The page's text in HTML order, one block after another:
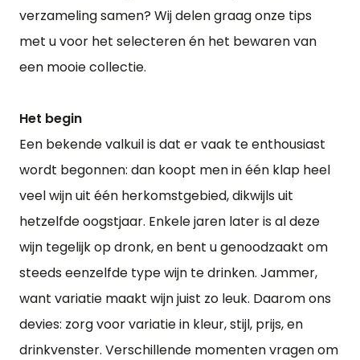
verzameling samen? Wij delen graag onze tips
met u voor het selecteren én het bewaren van
een mooie collectie.
Het begin
Een bekende valkuil is dat er vaak te enthousiast
wordt begonnen: dan koopt men in één klap heel
veel wijn uit één herkomstgebied, dikwijls uit
hetzelfde oogstjaar. Enkele jaren later is al deze
wijn tegelijk op dronk, en bent u genoodzaakt om
steeds eenzelfde type wijn te drinken. Jammer,
want variatie maakt wijn juist zo leuk. Daarom ons
devies: zorg voor variatie in kleur, stijl, prijs, en
drinkvenster. Verschillende momenten vragen om